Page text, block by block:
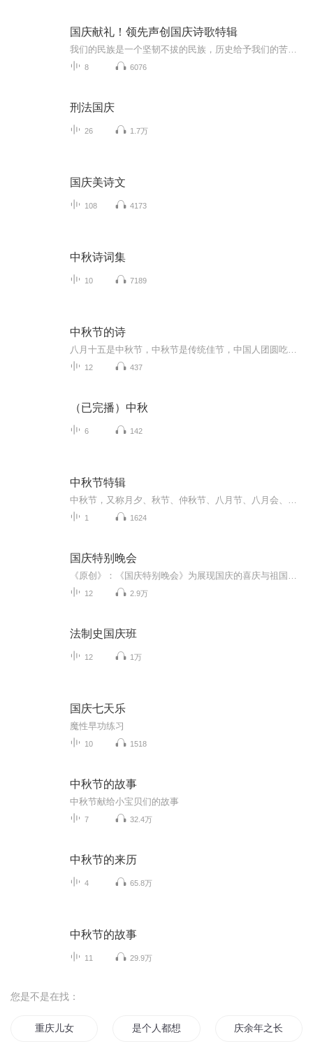
国庆献礼！领先声创国庆诗歌特辑
8 6076
刑法国庆
26 1.7万
国庆美诗文
108 4173
中秋诗词集
10 7189
中秋节的诗
12 437
（已完播）中秋
6 142
中秋节特辑
1 1624
国庆特别晚会
12 2.9万
法制史国庆班
12 1万
国庆七天乐
魔性早功练习
10 1518
中秋节的故事
中秋节献给小宝贝们的故事
7 32.4万
中秋节的来历
4 65.8万
中秋节的故事
11 29.9万
您是不是在找：
重庆儿女 是个人都想来踩我 庆余年之长歌行